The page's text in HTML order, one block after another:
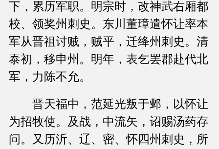
下，累历军职。明宗时，改神武右厢都
校、领奖州刺史。东川董璋遣怀让率本
军从晋祖讨贼，贼平，迁绛州刺史。清
泰初，移申州。明年，表乞罢郡赴代北
军，力陈不允。
晋天福中，范延光叛于邺，以怀让
为招牧使。及战，中流矢，诏赐汤药存
问。又历沂、辽、密、怀四州刺史，所